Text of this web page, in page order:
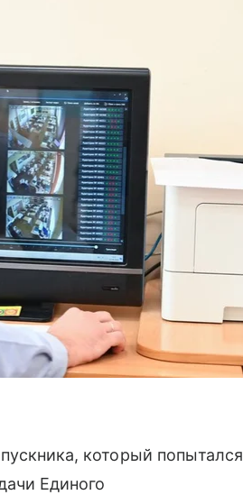
который попытался
Единого